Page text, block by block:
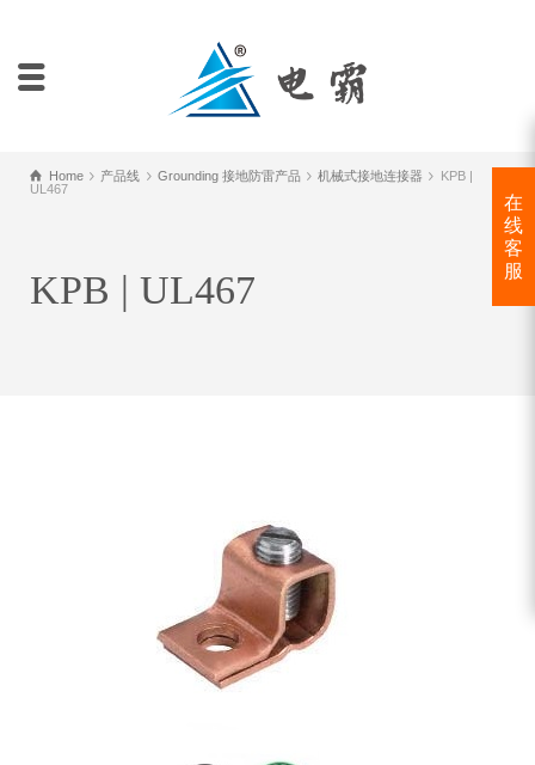
Home 产品线 Grounding 接地防雷产品 机械式接地连接器
KPB |
UL467
KPB | UL467
在
线
客
服